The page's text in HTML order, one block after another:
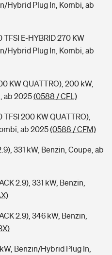
Hybrid Plug In, Kombi, ab
E-HYBRID 270 KW
Hybrid Plug In, Kombi, ab
KW QUATTRO), 200 kW,
ab 2025(0588 / CFL)
200 KW QUATTRO),
ab 2025(0588 / CFM)
331 kW, Benzin, Coupe, ab
2.9), 331 kW, Benzin,
2.9), 346 kW, Benzin,
Benzin/Hybrid Plug In,